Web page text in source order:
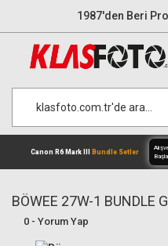
1987'den Beri
BÖWEE 27W-1 BUNDLE
0 - Yorum Yap